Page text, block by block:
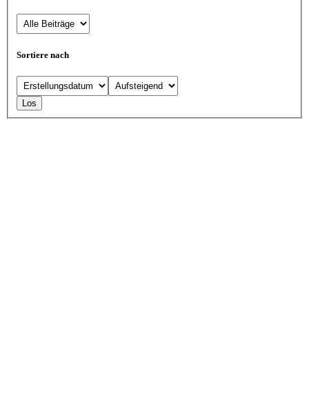
Sortiere nach